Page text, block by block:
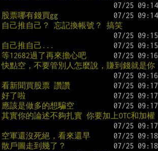
票哪有錢買gg
己推自己？ 忘記換帳號？ 搞笑
己推自己...
12682過了再來擔心吧
點空，不要管別人怎麼說，賺到錢就是你
新聞買股票 讚讚
了啦
該是做多的想騙空
實你的論述不夠扎實 你要加上OTC和加權
軍還沒死絕，看來還早
戶圖走到幾了？